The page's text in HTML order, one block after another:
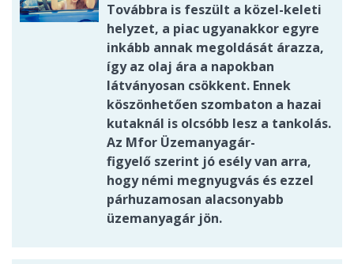
Továbbra is feszült a közel-keleti
helyzet, a piac ugyanakkor egyre
inkább annak megoldását árazza,
így az olaj ára a napokban
látványosan csökkent. Ennek
köszönhetően szombaton a hazai
kutaknál is olcsóbb lesz a tankolás.
Az Mfor Üzemanyagár-
figyelő szerint jó esély van arra,
hogy némi megnyugvás és ezzel
párhuzamosan alacsonyabb
üzemanyagár jön.